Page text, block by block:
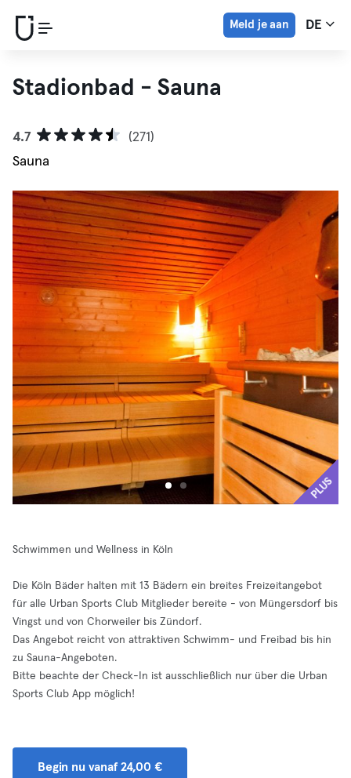
Meld je aan DE
Stadionbad - Sauna
4.7
(271)
Sauna
PLUS
Schwimmen und Wellness in Köln
Die Köln Bäder halten mit 13 Bädern ein breites Freizeitangebot
für alle Urban Sports Club Mitglieder bereite - von Müngersdorf bis
Vingst und von Chorweiler bis Zündorf.
Das Angebot reicht von attraktiven Schwimm- und Freibad bis hin
zu Sauna-Angeboten.
Bitte beachte der Check-In ist ausschließlich nur über die Urban
Sports Club App möglich!
Begin nu vanaf 24,00 €